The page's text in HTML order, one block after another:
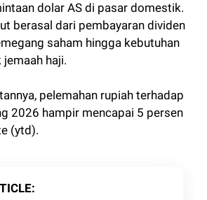
dolar AS di pasar domestik.
berasal dari pembayaran dividen
saham hingga kebutuhan
haji.
pelemahan rupiah terhadap
2026 hampir mencapai 5 persen
(ytd).